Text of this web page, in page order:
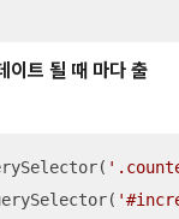
트 될 때 마다 출